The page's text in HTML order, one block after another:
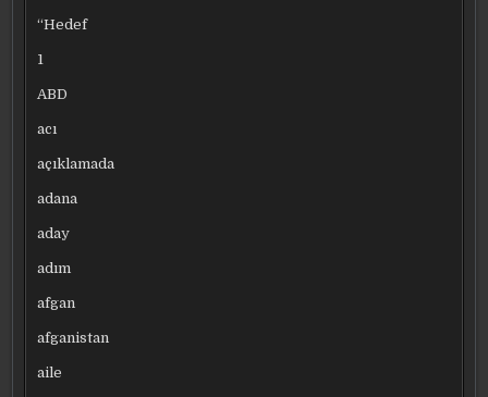
“Hedef
1
ABD
acı
açıklamada
adana
aday
adım
afgan
afganistan
aile